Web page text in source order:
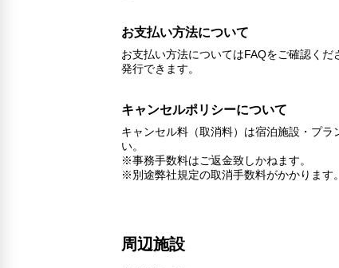
お支払い方法について
お支払い方法についてはFAQをご確認く
発行できます。
キャンセルポリシーについて
キャンセル料（取消料）は宿泊施設・プ
い。
※事務手数料はご返金致しかねます。
※別途弊社規定の取消手数料がかかります。
周辺施設